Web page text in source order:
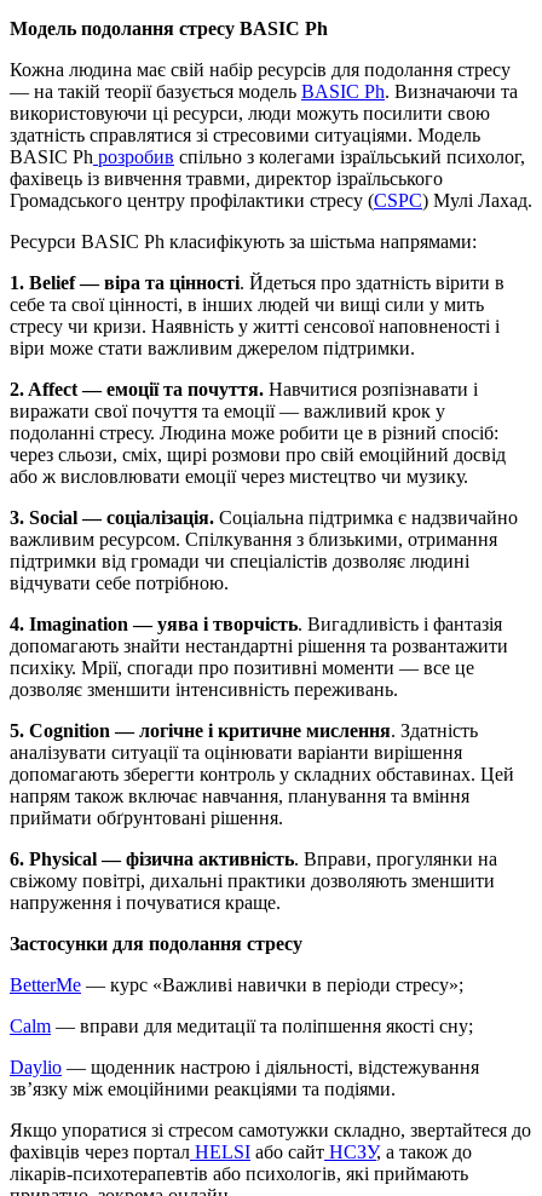
Модель подолання стресу BASIC Ph
Кожна людина має свій набір ресурсів для подолання стресу
— на такій теорії базується модель BASIC Ph. Визначаючи та
використовуючи ці ресурси, люди можуть посилити свою
здатність справлятися зі стресовими ситуаціями. Модель
BASIC Ph розробив спільно з колегами ізраїльський психолог,
фахівець із вивчення травми, директор ізраїльського
Громадського центру профілактики стресу (CSPC) Мулі Лахад.
Ресурси BASIC Ph класифікують за шістьма напрямами:
1. Belief — віра та цінності. Йдеться про здатність вірити в
себе та свої цінності, в інших людей чи вищі сили у мить
стресу чи кризи. Наявність у житті сенсової наповненості і
віри може стати важливим джерелом підтримки.
2. Affect — емоції та почуття. Навчитися розпізнавати і
виражати свої почуття та емоції — важливий крок у
подоланні стресу. Людина може робити це в різний спосіб:
через сльози, сміх, щирі розмови про свій емоційний досвід
або ж висловлювати емоції через мистецтво чи музику.
3. Social — соціалізація. Соціальна підтримка є надзвичайно
важливим ресурсом. Спілкування з близькими, отримання
підтримки від громади чи спеціалістів дозволяє людині
відчувати себе потрібною.
4. Imagination — уява і творчість. Вигадливість і фантазія
допомагають знайти нестандартні рішення та розвантажити
психіку. Мрії, спогади про позитивні моменти — все це
дозволяє зменшити інтенсивність переживань.
5. Cognition — логічне і критичне мислення. Здатність
аналізувати ситуації та оцінювати варіанти вирішення
допомагають зберегти контроль у складних обставинах. Цей
напрям також включає навчання, планування та вміння
приймати обґрунтовані рішення.
6. Physical — фізична активність. Вправи, прогулянки на
свіжому повітрі, дихальні практики дозволяють зменшити
напруження і почуватися краще.
Застосунки для подолання стресу
BetterMe — курс «Важливі навички в періоди стресу»;
Calm — вправи для медитації та поліпшення якості сну;
Daylio — щоденник настрою і діяльності, відстежування
зв’язку між емоційними реакціями та подіями.
Якщо упоратися зі стресом самотужки складно, звертайтеся до
фахівців через портал HELSI або сайт НСЗУ, а також до
лікарів-психотерапевтів або психологів, які приймають